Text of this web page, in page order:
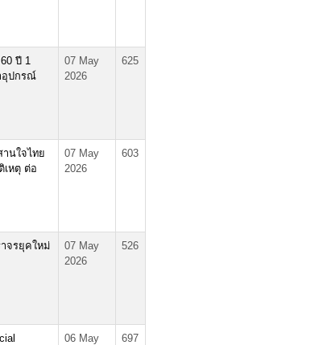
ปี 1
อุปกรณ์
07 May
2026
625
านใจไทย
เหตุ ต่อ
07 May
2026
603
จรยุคใหม่
07 May
2026
526
06 May
697